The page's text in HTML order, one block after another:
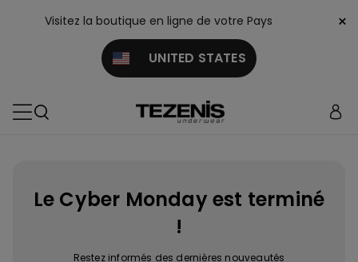
Le Cyber Monday est terminé
!
Restez informés des dernières nouveautés
Visitez la boutique en ligne de votre Pays
UNITED STATES
×